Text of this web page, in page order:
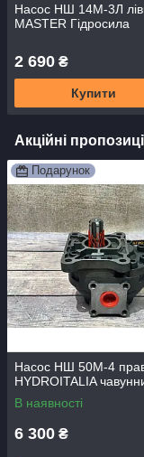
Насос НШ 14М-3Л
MASTER Гідросила
2 690 ₴
Купити
Акційні
Подарунок
Насос НШ 50М-4
HYDROITALIA
В наявності
6 300 ₴